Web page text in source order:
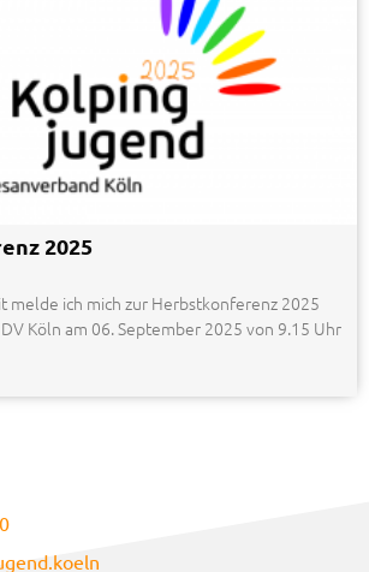
2025
melde ich mich zur Herbstkonferenz 2025
Köln am 06. September 2025 von 9.15 Uhr